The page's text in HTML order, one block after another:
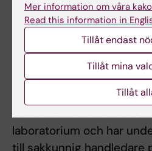
Studenten ska kunna
skriftligt och förstå de
laboratoriet.
laboratorium och har
till sakkunnig handledare
Mer information om våra
Read this information in
Tillåt endast
Tillåt mina
Tillåt